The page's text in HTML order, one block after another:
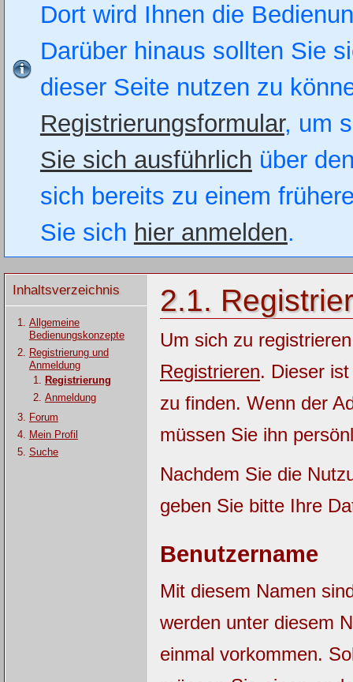
Dort wird Ihnen die
Darüber hinaus sollten Sie
dieser Seite nutzen zu
Registrierungsformular, um
Sie sich ausführlich über
sich bereits zu einem
Sie sich hier anmelden.
Inhaltsverzeichnis
Allgemeine
Bedienungskonzepte
Registrierung und
Anmeldung
Registrierung
Anmeldung
Forum
Mein Profil
Suche
2.1.
Um sich zu
Registrieren. Dieser
zu finden. Wenn der
müssen Sie ihn
Nachdem Sie die
geben Sie bitte Ihre
Benutzername
Mit diesem Namen
werden unter diesem
einmal vorkommen.